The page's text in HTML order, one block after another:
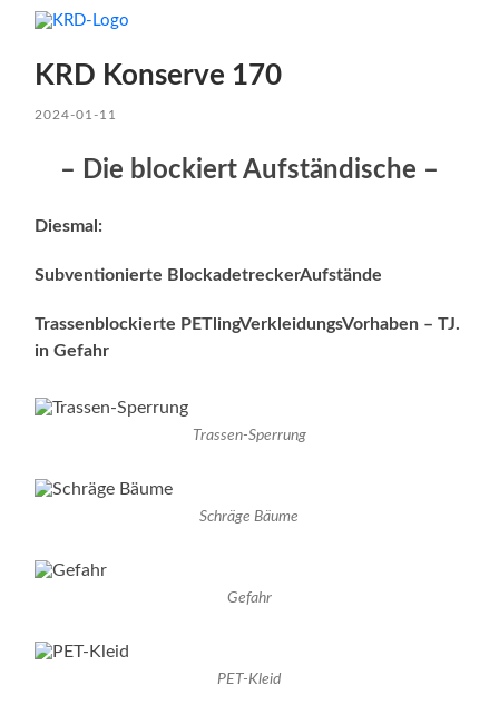
KRD Konserve 170
2024-01-11
– Die blockiert Aufständische –
Diesmal:
Subventionierte BlockadetreckerAufstände
Trassenblockierte PETlingVerkleidungsVorhaben – TJ.
in Gefahr
Trassen-Sperrung
Schräge Bäume
Gefahr
PET-Kleid